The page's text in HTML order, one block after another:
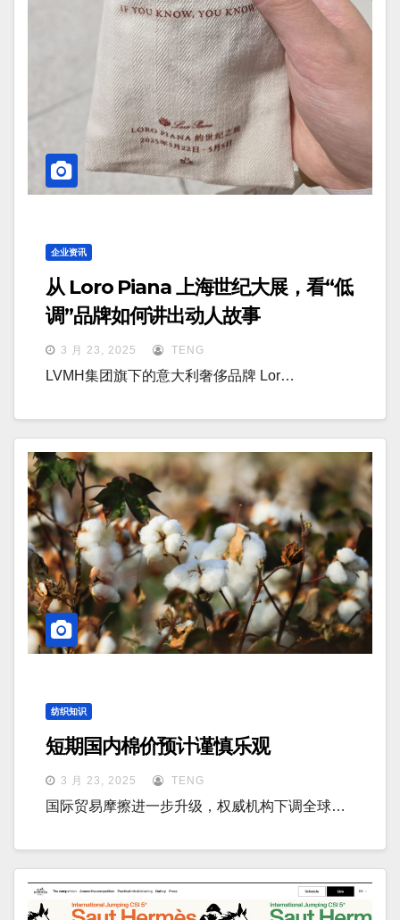
企业资讯
从 Loro Piana 上海世纪大展，看“低
调”品牌如何讲出动人故事
3 月 23, 2025 TENG
LVMH集团旗下的意大利奢侈品牌 Lor…
纺织知识
短期国内棉价预计谨慎乐观
3 月 23, 2025 TENG
国际贸易摩擦进一步升级，权威机构下调全球…